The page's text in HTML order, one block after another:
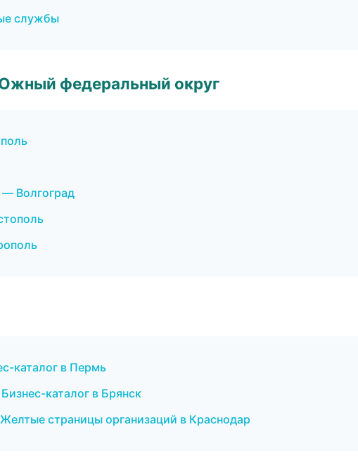
службы
федеральный округ
— Волгоград
каталог в Пермь
каталог в Брянск
страницы организаций в Краснодар